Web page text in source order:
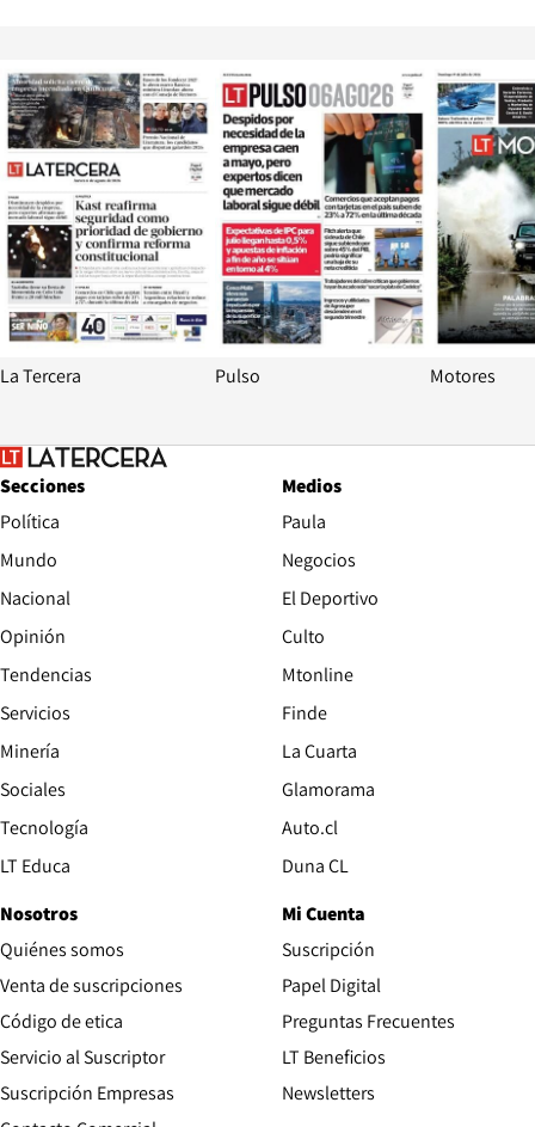
Opens in new window
La Tercera
Opens in
Pulso Motores
Secciones
Política
Mundo
Nacional
Opinión
Tendencias
Servicios
Minería
Sociales
Tecnología
LT Educa
Medios
Paula
Negocios
El Deportivo
Culto
Mtonline
Finde
La Cuarta
Glamorama
Auto.clOpens in new window
Duna CLOpens in new window
Nosotros
Quiénes somos
Venta de suscripciones
Código de etica Opens in new window
Servicio al Suscriptor
Suscripción Empresas
Mi Cuenta
Suscripción
Papel DigitalOpens in new
Preguntas Frecuentes
LT Beneficios
Newsletters